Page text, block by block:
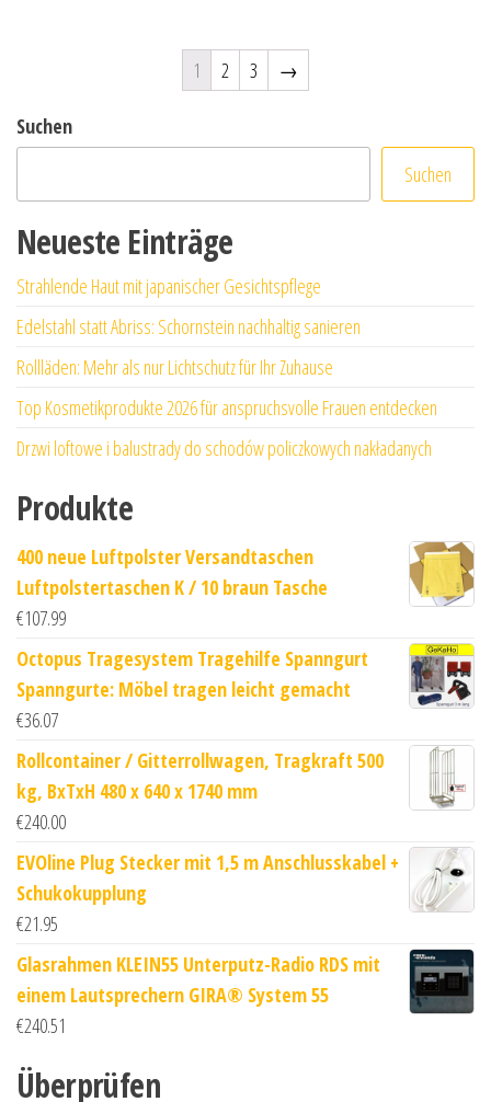
1 2 3 →
Suchen
Suchen
Neueste Einträge
Strahlende Haut mit japanischer Gesichtspflege
Edelstahl statt Abriss: Schornstein nachhaltig sanieren
Rollläden: Mehr als nur Lichtschutz für Ihr Zuhause
Top Kosmetikprodukte 2026 für anspruchsvolle Frauen entdecken
Drzwi loftowe i balustrady do schodów policzkowych nakładanych
Produkte
400 neue Luftpolster Versandtaschen
Luftpolstertaschen K / 10 braun Tasche
€107.99
Octopus Tragesystem Tragehilfe Spanngurt
Spanngurte: Möbel tragen leicht gemacht
€36.07
Rollcontainer / Gitterrollwagen, Tragkraft 500
kg, BxTxH 480 x 640 x 1740 mm
€240.00
EVOline Plug Stecker mit 1,5 m Anschlusskabel +
Schukokupplung
€21.95
Glasrahmen KLEIN55 Unterputz-Radio RDS mit
einem Lautsprechern GIRA® System 55
€240.51
Überprüfen